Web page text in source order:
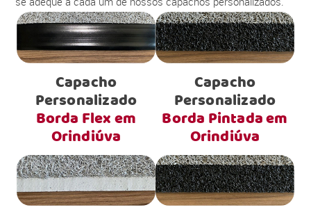
Capacho
Personalizado
Borda Flex em
Orindiúva
Capacho
Personalizado
Borda Pintada em
Orindiúva